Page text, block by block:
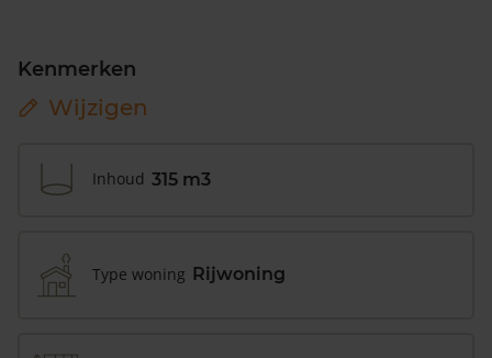
Kenmerken
Wijzigen
Inhoud 315 m3
Type woning Rijwoning